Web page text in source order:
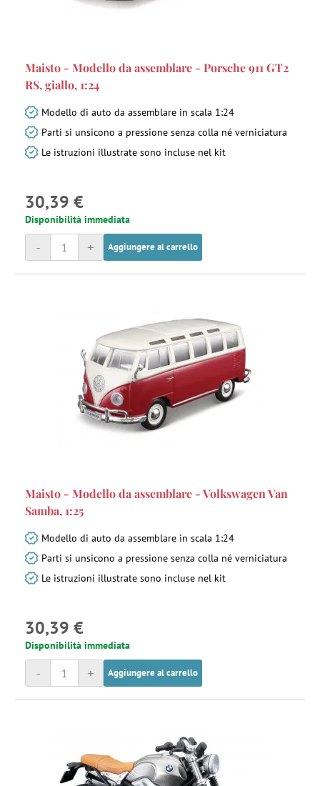
Maisto - Modello da assemblare - Porsche 911 GT2
RS, giallo, 1:24
Modello di auto da assemblare in scala 1:24
Parti si unsicono a pressione senza colla né verniciatura
Le istruzioni illustrate sono incluse nel kit
30,39 €
Disponibilità immediata
+
- Aggiungere al carrello
Maisto - Modello da assemblare - Volkswagen Van
Samba, 1:25
Modello di auto da assemblare in scala 1:24
Parti si unsicono a pressione senza colla né verniciatura
Le istruzioni illustrate sono incluse nel kit
30,39 €
Disponibilità immediata
+
- Aggiungere al carrello